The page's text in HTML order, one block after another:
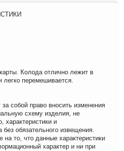
Колода отлично лежит в
легко перемешивается.
собой право вносить изменения
схему изделия, не
характеристики и
без обязательного извещения.
то, что данные характеристики
характер и ни при